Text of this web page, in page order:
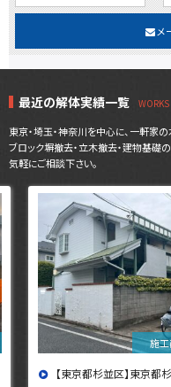
メ
最近の解体実績一覧
東京・埼玉・神奈川を中心に、一軒家
ブロック塀撤去・立木撤去・建物基礎
気軽にご相談下さい。
【東京都杉並区】東京都杉並区 解